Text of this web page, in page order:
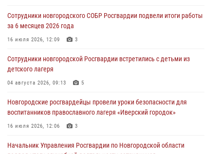
центре подготовки личного состава Росгвардии.
30 июля 2026, 16:00 1
разрешительной работы Росгвардии провели телефонную «горячую
линию»
30 июля 2026, 14:36 1
Новгородские росгвардейцы рассказали о службе детям из летнего
лагеря «Волынь»
30 июля 2026, 08:40 5
Сотрудники новгородского СОБР Росгвардии подвели итоги работы
за 6 месяцев 2026 года
16 июля 2026, 12:09 3
Сотрудники новгородской Росгвардии встретились с детьми из
детского лагеря
04 августа 2026, 09:13 5
Новгородские росгвардейцы провели уроки безопасности для
воспитанников православного лагеря «Иверский городок»
16 июля 2026, 12:06 3
Начальник Управления Росгвардии по Новгородской области